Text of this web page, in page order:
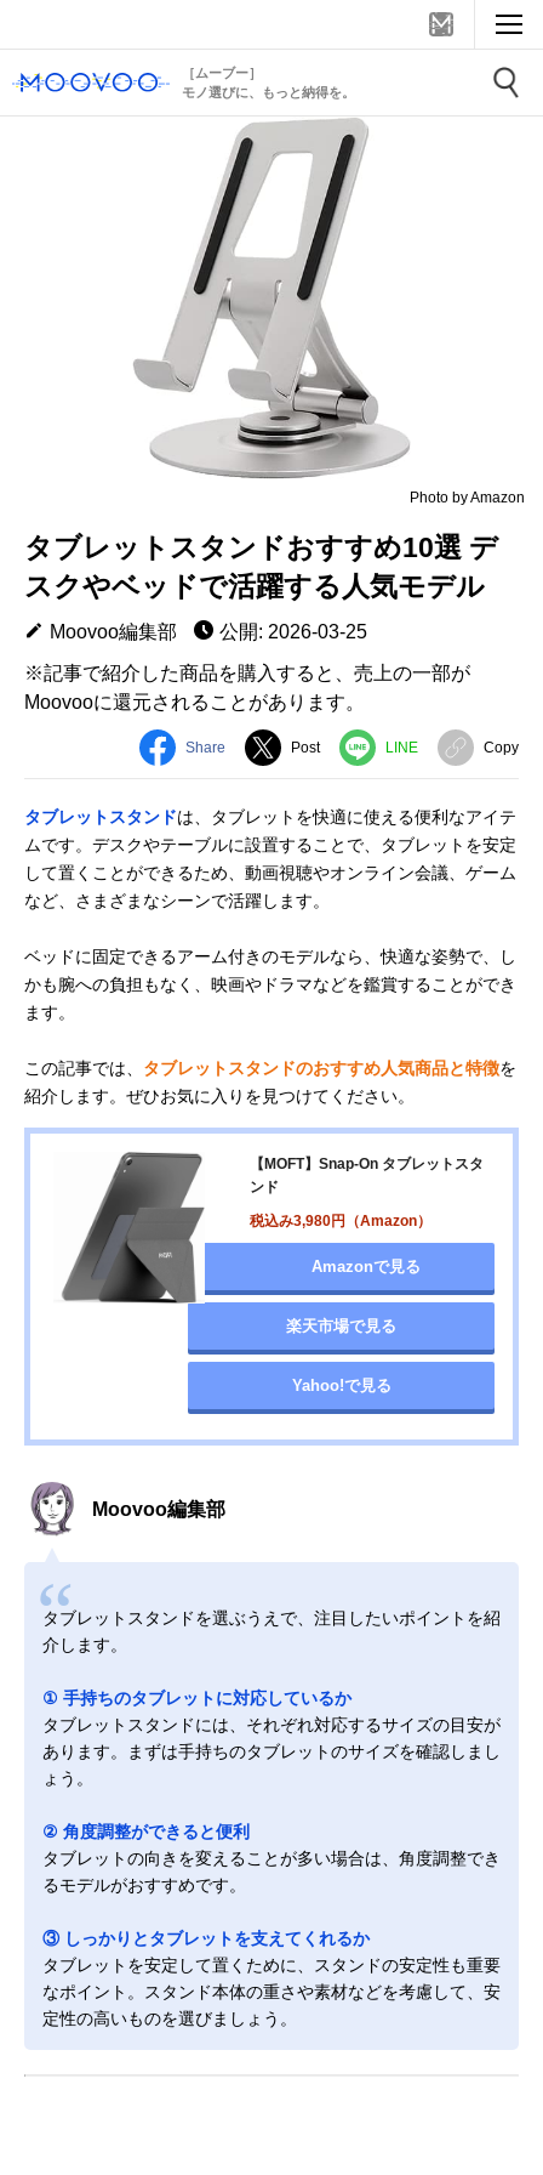
［ムーブー］
モノ選びに、もっと納得を。
Photo by Amazon
タブレットスタンドおすすめ10選 デ
スクやベッドで活躍する人気モデル
Moovoo編集部
公開: 2026-03-25
※記事で紹介した商品を購入すると、売上の一部が
Moovooに還元されることがあります。
Share Post LINE Copy
タブレットスタンドは、タブレットを快適に使える便利なアイテ
ムです。デスクやテーブルに設置することで、タブレットを安定
して置くことができるため、動画視聴やオンライン会議、ゲーム
など、さまざまなシーンで活躍します。
ベッドに固定できるアーム付きのモデルなら、快適な姿勢で、し
かも腕への負担もなく、映画やドラマなどを鑑賞することができ
ます。
この記事では、 タブレットスタンドのおすすめ人気商品と特徴を
紹介します。ぜひお気に入りを見つけてください。
【MOFT】Snap-On タブレットスタ
ンド
税込み3,980円（Amazon）
Amazonで見る
楽天市場で見る
Yahoo!で見る
Moovoo編集部
タブレットスタンドを選ぶうえで、注目したいポイントを紹
介します。
① 手持ちのタブレットに対応しているか
タブレットスタンドには、それぞれ対応するサイズの目安が
あります。まずは手持ちのタブレットのサイズを確認しまし
ょう。
② 角度調整ができると便利
タブレットの向きを変えることが多い場合は、角度調整でき
るモデルがおすすめです。
③ しっかりとタブレットを支えてくれるか
タブレットを安定して置くために、スタンドの安定性も重要
なポイント。スタンド本体の重さや素材などを考慮して、安
定性の高いものを選びましょう。